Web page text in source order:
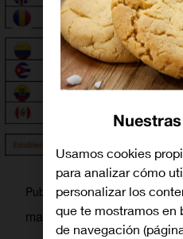
Publicado pormartagamez
mayo 17, 2016
Usamos cookies
para analizar cómo
personalizar los
que te mostramos en
de navegación